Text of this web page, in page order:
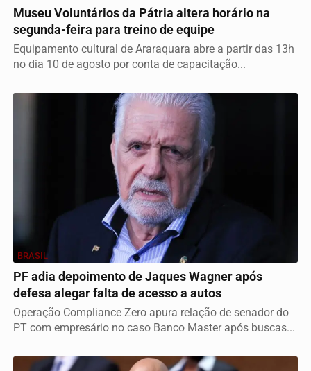
Museu Voluntários da Pátria altera horário na
segunda-feira para treino de equipe
Equipamento cultural de Araraquara abre a partir das 13h
no dia 10 de agosto por conta de capacitação...
BRASIL
PF adia depoimento de Jaques Wagner após
defesa alegar falta de acesso a autos
Operação Compliance Zero apura relação de senador do
PT com empresário no caso Banco Master após buscas...